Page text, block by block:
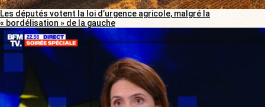
Les députés votent la loi d’urgence agricole, malgré la
« bordélisation » de la gauche